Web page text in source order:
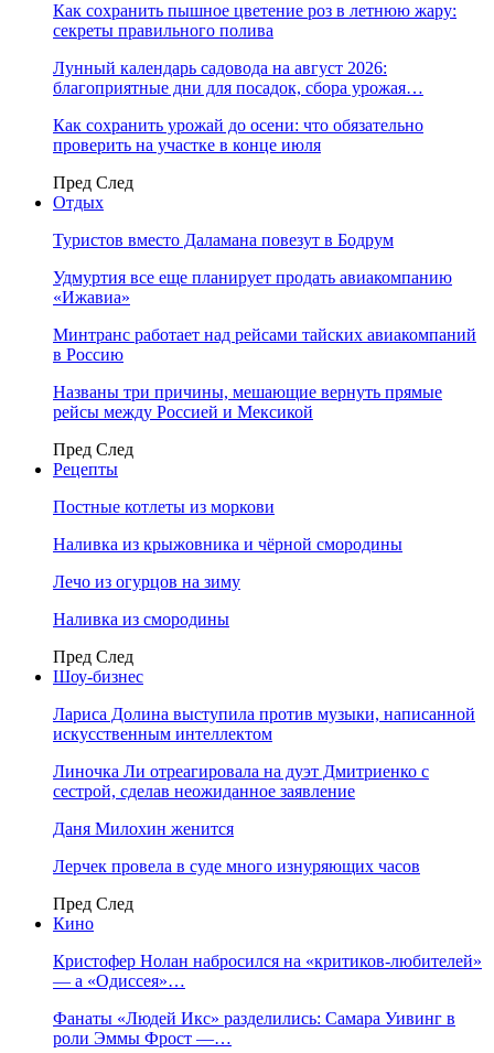
Как сохранить пышное цветение роз в летнюю жару:
секреты правильного полива
Лунный календарь садовода на август 2026:
благоприятные дни для посадок, сбора урожая…
Как сохранить урожай до осени: что обязательно
проверить на участке в конце июля
Пред След
Отдых
Туристов вместо Даламана повезут в Бодрум
Удмуртия все еще планирует продать авиакомпанию
«Ижавиа»
Минтранс работает над рейсами тайских авиакомпаний
в Россию
Названы три причины, мешающие вернуть прямые
рейсы между Россией и Мексикой
Пред След
Рецепты
Постные котлеты из моркови
Наливка из крыжовника и чёрной смородины
Лечо из огурцов на зиму
Наливка из смородины
Пред След
Шоу-бизнес
Лариса Долина выступила против музыки, написанной
искусственным интеллектом
Линочка Ли отреагировала на дуэт Дмитриенко с
сестрой, сделав неожиданное заявление
Даня Милохин женится
Лерчек провела в суде много изнуряющих часов
Пред След
Кино
Кристофер Нолан набросился на «критиков-любителей»
— а «Одиссея»…
Фанаты «Людей Икс» разделились: Самара Уивинг в
роли Эммы Фрост —…